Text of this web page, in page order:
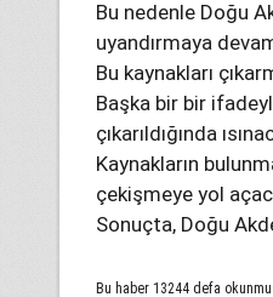
Bu nedenle Doğu
uyandırmaya
Bu kaynakları
Başka bir bir
çıkarıldığında
Kaynakların
çekişmeye yol
Sonuçta, Doğu
Bu haber 13244 defa